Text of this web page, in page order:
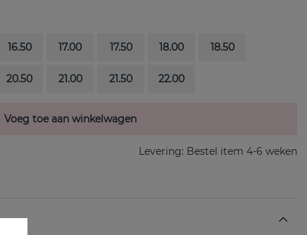
16.50 17.00 17.50 18.00 18.50
20.50 21.00 21.50 22.00
Voeg toe aan winkelwagen
Levering: Bestel item 4-6 weken